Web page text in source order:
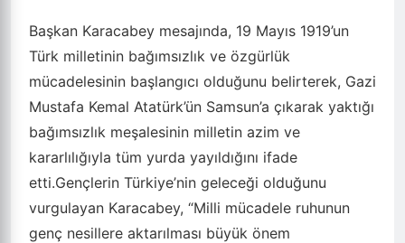
Başkan Karacabey mesajında, 19 Mayıs 1919’un
Türk milletinin bağımsızlık ve özgürlük
mücadelesinin başlangıcı olduğunu belirterek, Gazi
Mustafa Kemal Atatürk’ün Samsun’a çıkarak yaktığı
bağımsızlık meşalesinin milletin azim ve
kararlılığıyla tüm yurda yayıldığını ifade
etti.Gençlerin Türkiye’nin geleceği olduğunu
vurgulayan Karacabey, “Milli mücadele ruhunun
genç nesillere aktarılması büyük önem